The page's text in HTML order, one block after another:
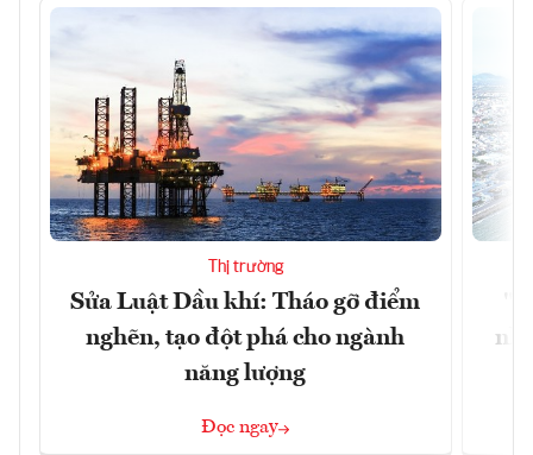
Thị trường
Sửa Luật Dầu khí: Tháo gỡ điểm
nghẽn, tạo đột phá cho ngành
năng lượng
Đọc ngay